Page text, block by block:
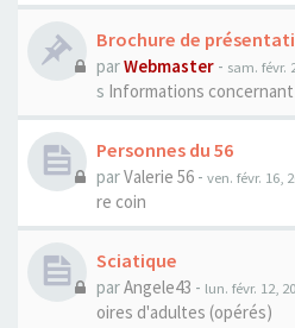
Brochure de
parWebmaster - sam. févr.
s Informations
Personnes du 56
parValerie 56 - ven. févr. 16,
re coin
Sciatique
parAngele43 - lun. févr. 12,
oires d'adultes (opérés)